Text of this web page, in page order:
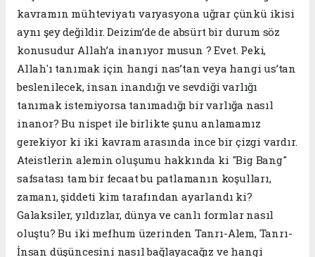
kavramın mühteviyatı varyasyona uğrar çünkü ikisi
aynı şey değildir. Deizim’de de absürt bir durum söz
konusudur Allah’a inanıyor musun ? Evet. Peki,
Allah'ı tanımak için hangi nas’tan veya hangi us’tan
beslenilecek, insan inandığı ve sevdiği varlığı
tanımak istemiyorsa tanımadığı bir varlığa nasıl
inanor? Bu nispet ile birlikte şunu anlamamız
gerekiyor ki iki kavram arasında ince bir çizgi vardır.
Ateistlerin alemin oluşumu hakkında ki "Big Bang"
safsatası tam bir fecaat bu patlamanın koşulları,
zamanı, şiddeti kim tarafından ayarlandı ki?
Galaksiler, yıldızlar, dünya ve canlı formlar nasıl
oluştu? Bu iki mefhum üzerinden Tanrı-Alem, Tanrı-
İnsan düşüncesini nasıl bağlayacağız ve hangi